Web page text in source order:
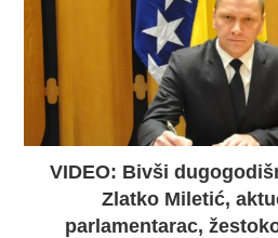
VIDEO: Bivši
Zlatko Miletić,
parlamentarac,